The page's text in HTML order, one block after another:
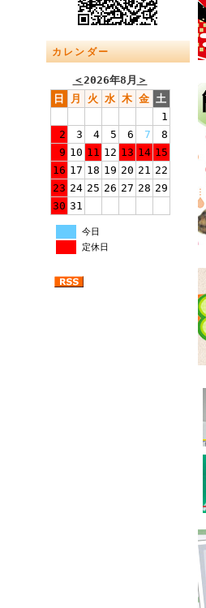
カレンダー
＜2026年8月 ＞
日
月 火 水 木 金 土
1
2
3 4 5 6 7
8
9 10 11 12 13 14 15
16 17 18 19 20 21 22
23 24 25 26 27 28 29
30 31
今日
定休日